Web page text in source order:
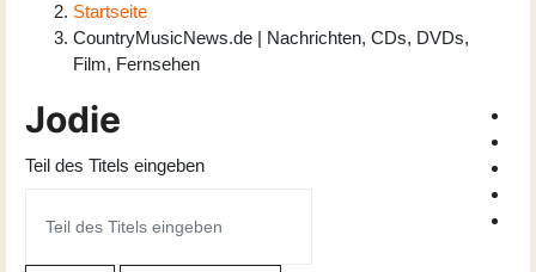
Startseite
CountryMusicNews.de | Nachrichten, CDs, DVDs,
Film, Fernsehen
Jodie
Teil des Titels eingeben